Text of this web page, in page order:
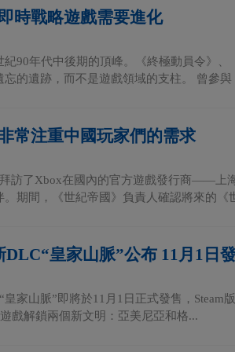
時戰略遊戲需要進化
90年代中後期的頂峰。《終極動員令》
的遺跡，而不是遊戲領域的支柱。 曾參
常注重中國玩家們的需求
訪了Xbox在國內的官方遊戲發行商——上
。期間，《世紀帝國》負責人確認將來的《
DLC“皇家山脈”公布 11月1日
皇家山脈”即將於11月1日正式發售，
戲解鎖兩個新文明：亞美尼亞和格...